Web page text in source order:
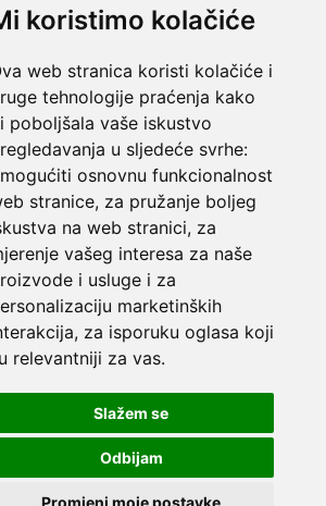
koristimo kolačiće
web stranica koristi kolačiće i
tehnologije praćenja kako
poboljšala vaše iskustvo
u sljedeće svrhe:
osnovnu funkcionalnost
stranice, za pružanje boljeg
na web stranici, za
vašeg interesa za naše
i usluge i za
marketinških
, za isporuku oglasa koji
relevantniji za vas.
Slažem se
Odbijam
Promjeni moje postavke
povrat novaca
Roba za novac
podrška
na raspolaganju
plaćanje
kamata
zadržana. Dopi grupa d.o.o.